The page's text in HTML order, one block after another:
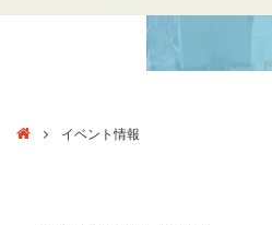
イベント情報